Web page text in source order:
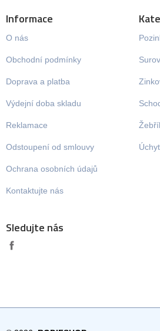
Informace
O nás
Obchodní podmínky
Doprava a platba
Výdejní doba skladu
Reklamace
Odstoupení od smlouvy
Ochrana osobních údajů
Kontaktujte nás
Sledujte nás